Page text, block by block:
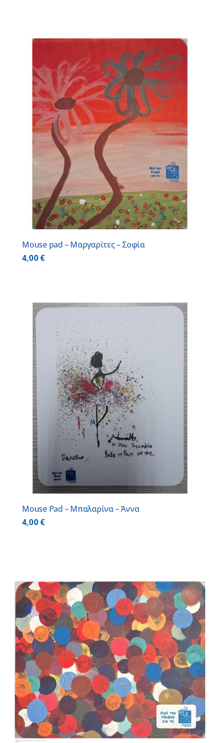
Mouse pad – Μαργαρίτες – Σοφία
4,00€
Mouse Pad – Μπαλαρίνα – Άννα
4,00€